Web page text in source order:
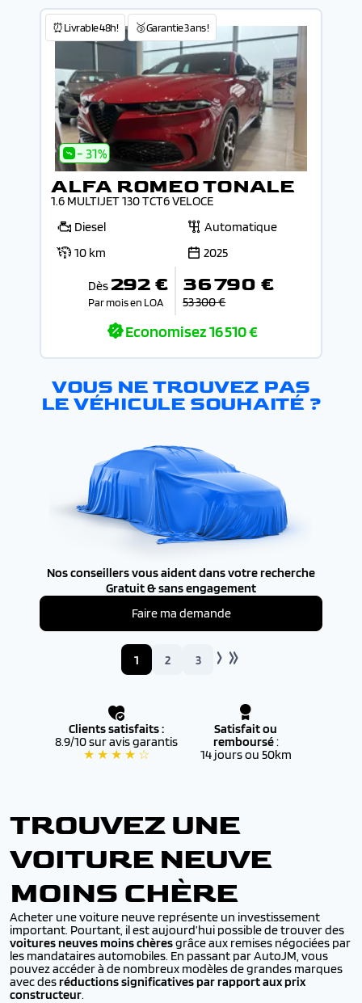
⏰Livrable 48h! 🥉Garantie 3 ans !
- 31%
ALFA ROMEO TONALE
1.6 MULTIJET 130 TCT6 VELOCE
Diesel
Automatique
10 km
2025
Dès 292 €
Par mois en LOA
36 790 €
53 300 €
Economisez16 510 €
VOUS NE TROUVEZ PAS
LE VÉHICULE SOUHAITÉ ?
Nos conseillers vous aident dans votre recherche
Gratuit & sans engagement
Faire ma demande
1 2 3
Clients satisfaits :
8.9/10 sur avis garantis
★ ★ ★ ★ ☆
Satisfait ou
remboursé:
14 jours ou 50km
TROUVEZ UNE
VOITURE NEUVE
MOINS CHÈRE
Acheter une voiture neuve représente un investissement
important. Pourtant, il est aujourd’hui possible de trouver des
voitures neuves moins chèresgrâce aux remises négociées par
les mandataires automobiles. En passant par AutoJM, vous
pouvez accéder à de nombreux modèles de grandes marques
avec desréductions significatives par rapport aux prix
constructeur.